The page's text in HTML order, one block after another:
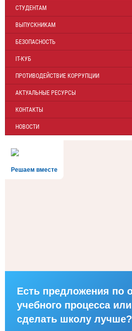
СТУДЕНТАМ
ВЫПУСКНИКАМ
БЕЗОПАСНОСТЬ
IT-КУБ
ПРОТИВОДЕЙСТВИЕ КОРРУПЦИИ
АКТУАЛЬНЫЕ РЕСУРСЫ
КОНТАКТЫ
НОВОСТИ
Решаем вместе
Есть предложения по
учебного процесса
сделать школу лучше?